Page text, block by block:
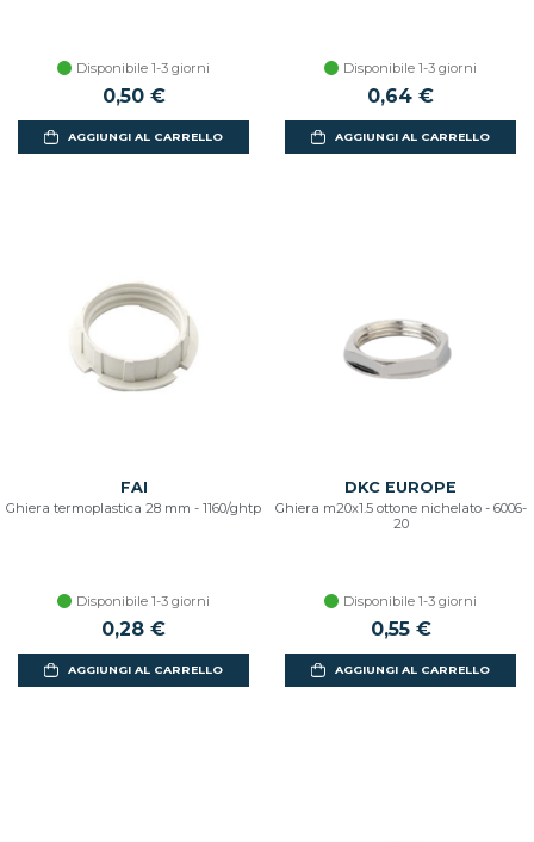
Disponibile 1-3 giorni
0,50 €
AGGIUNGI AL CARRELLO
Disponibile 1-3 giorni
0,64 €
AGGIUNGI AL CARRELLO
FAI
Ghiera termoplastica 28 mm - 1160/ghtp
Disponibile 1-3 giorni
0,28 €
AGGIUNGI AL CARRELLO
DKC EUROPE
Ghiera m20x1.5 ottone nichelato - 6006-
20
Disponibile 1-3 giorni
0,55 €
AGGIUNGI AL CARRELLO